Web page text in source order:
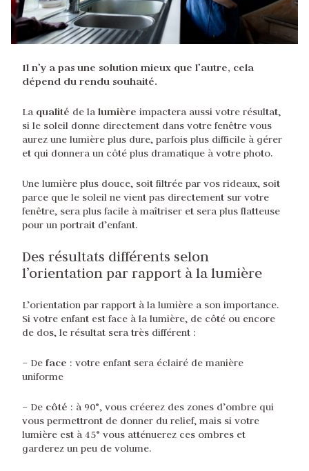
Il n’y a pas une solution mieux que l’autre, cela
dépend du rendu souhaité.
La qualité de lalumière impactera aussi votre résultat,
si le soleil donne directement dans votre fenêtre vous
aurez une lumière plus dure, parfois plus difficile à gérer
et qui donnera un côté plus dramatique à votre photo.
Une lumière plus douce, soit filtrée par vos rideaux, soit
parce que le soleil ne vient pas directement sur votre
fenêtre, sera plus facile à maîtriser et sera plus flatteuse
pour un portrait d’enfant.
Des résultats différents selon
l’orientation par rapport à la lumière
L’orientation par rapport à la lumière a son importance.
Si votre enfant est face à la lumière, de côté ou encore
de dos, le résultat sera très différent :
– De face : votre enfant sera éclairé de manière
uniforme
– De côté : à 90°, vous créerez des zones d’ombre qui
vous permettront de donner du relief, mais si votre
lumière est à 45° vous atténuerez ces ombres et
garderez un peu de volume.